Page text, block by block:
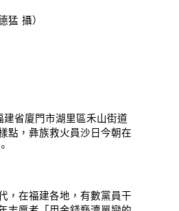
攝）
省廈門市湖里區禾山街道
點，彝族救火員沙日今朝在
在福建各地，有數黨員干